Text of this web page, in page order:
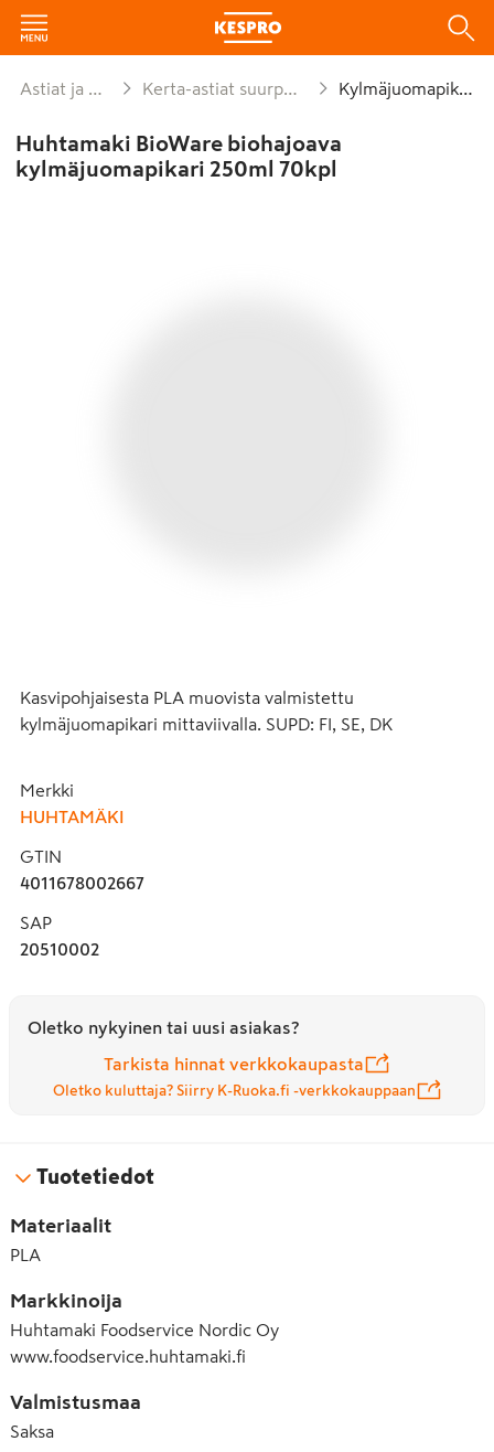
Astiat ja kattaus Kerta-astiat suurpakkaukset Kylmäjuomapikarit
Huhtamaki BioWare biohajoava
kylmäjuomapikari 250ml 70kpl
Kasvipohjaisesta PLA muovista valmistettu
kylmäjuomapikari mittaviivalla. SUPD: FI, SE, DK
Merkki
HUHTAMÄKI
GTIN
4011678002667
SAP
20510002
Oletko nykyinen tai uusi asiakas?
Tarkista hinnat verkkokaupasta
Oletko kuluttaja? Siirry K-Ruoka.fi -verkkokauppaan
Tuotetiedot
Materiaalit
PLA
Markkinoija
Huhtamaki Foodservice Nordic Oy
www.foodservice.huhtamaki.fi
Valmistusmaa
Saksa